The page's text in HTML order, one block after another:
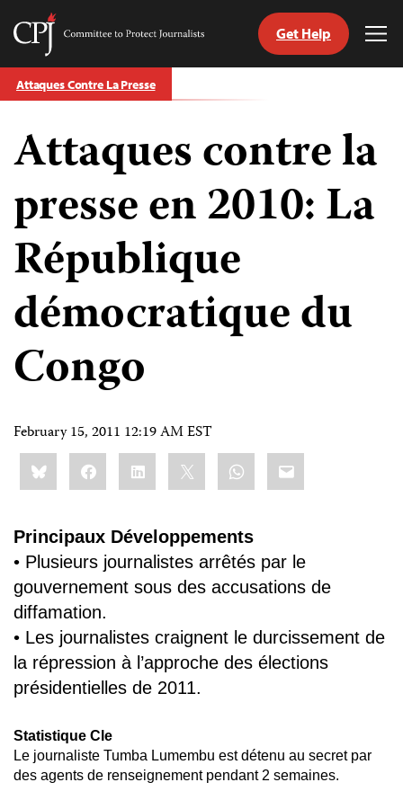
Skip
to
Committee
Protect
Journalists
Get Help
Attaques Contre La Presse
Attaques contre la
presse en 2010: La
République
démocratique du
Congo
February 15, 2011 12:19 AM EST
Share
this:BlueskyFacebookLinkedIn WhatsApp
Email
Principaux Développements
• Plusieurs journalistes arrêtés par le
gouvernement sous des accusations de
diffamation.
• Les journalistes craignent le durcissement de
la répression à l’approche des élections
présidentielles de 2011.
Statistique Cle
Le journaliste Tumba Lumembu est détenu au secret par
des agents de renseignement pendant 2 semaines.